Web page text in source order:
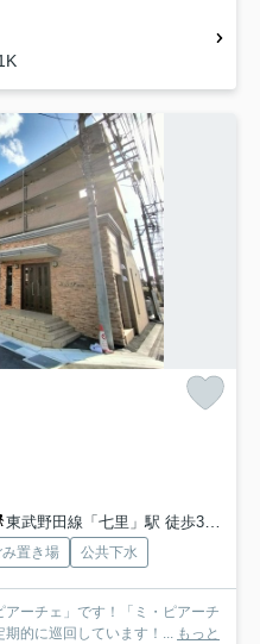
東武野田線「七里」駅 徒歩37分
置き場 公共下水
ーチェ」です！「ミ・ピアーチ
的に巡回しています！... もっと